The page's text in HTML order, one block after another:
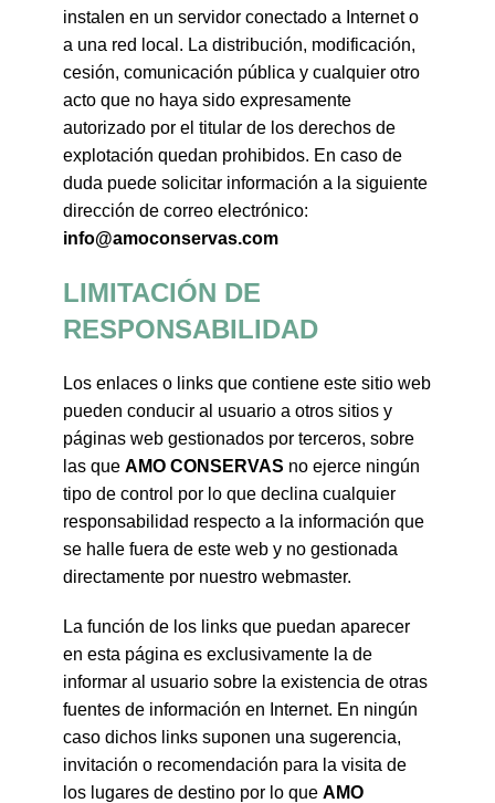
instalen en un servidor conectado a Internet o
a una red local. La distribución, modificación,
cesión, comunicación pública y cualquier otro
acto que no haya sido expresamente
autorizado por el titular de los derechos de
explotación quedan prohibidos. En caso de
duda puede solicitar información a la siguiente
dirección de correo electrónico:
info@amoconservas.com
LIMITACIÓN DE
RESPONSABILIDAD
Los enlaces o links que contiene este sitio web
pueden conducir al usuario a otros sitios y
páginas web gestionados por terceros, sobre
las que AMO CONSERVAS no ejerce ningún
tipo de control por lo que declina cualquier
responsabilidad respecto a la información que
se halle fuera de este web y no gestionada
directamente por nuestro webmaster.
La función de los links que puedan aparecer
en esta página es exclusivamente la de
informar al usuario sobre la existencia de otras
fuentes de información en Internet. En ningún
caso dichos links suponen una sugerencia,
invitación o recomendación para la visita de
los lugares de destino por lo que AMO